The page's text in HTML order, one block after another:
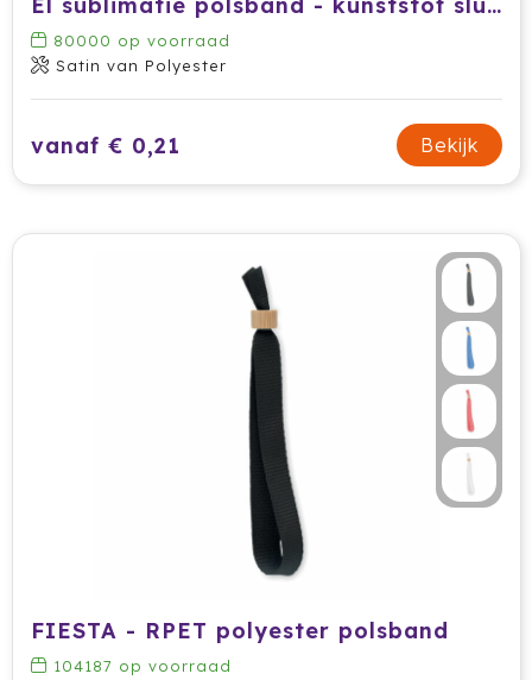
80000 op voorraad
Satin van Polyester
vanaf € 0,21 Bekijk
FIESTA - RPET polyester polsband
104187 op voorraad